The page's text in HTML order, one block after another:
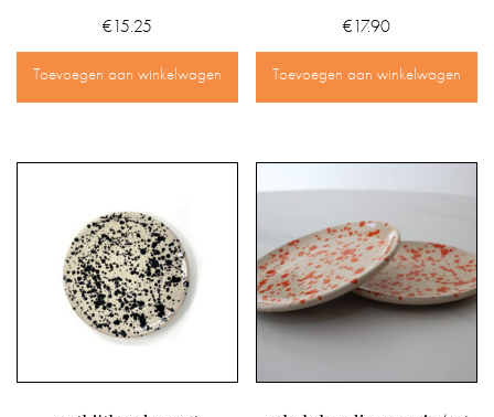
€15.25
Toevoegen aan winkelwagen
€17.90
Toevoegen aan winkelwagen